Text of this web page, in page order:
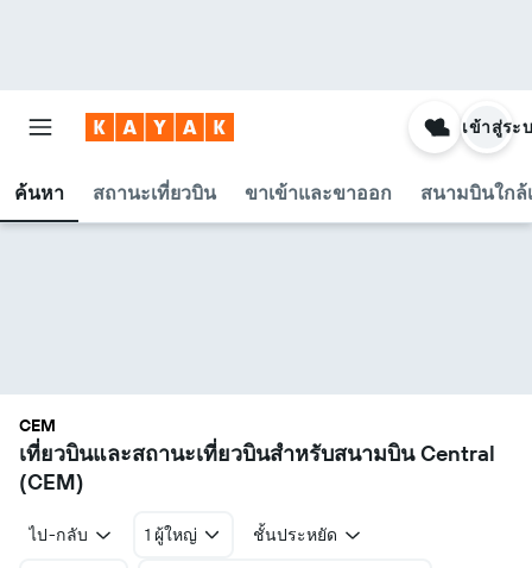
ค้นหา สถานะเที่ยวบิน ขาเข้าและขาออก สนามบินใกล้
เข้าสู่ระ
CEM
เที่ยวบินและสถานะเที่ยวบินสำหรับสนามบิน Central
(CEM)
ไป-กลับ 1 ผู้ใหญ่ ชั้นประหยัด